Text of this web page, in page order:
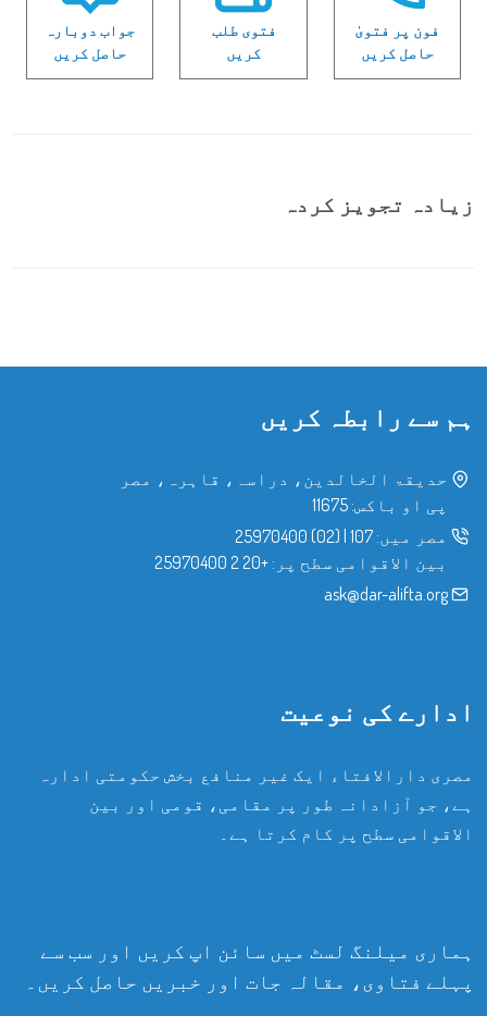
فون پر فتویٰ
حاصل کریں
فتوی طلب
کریں
جواب دوبارہ
حاصل کریں
زیادہ تجویز کردہ
ہم سے رابطہ کریں
حدیقۃ الخالدین، دراسہ، قاہرہ، مصر
پی او باکس: 11675
مصر میں: 107
|
(02) 25970400
بین الاقوامی سطح پر: +20 2 25970400
ask@dar-alifta.org
ادارے کی نوعیت
مصری دارالافتاء ایک غیر منافع بخش حکومتی ادارہ
ہے، جو آزادانہ طور پر مقامی، قومی اور بین
الاقوامی سطح پر کام کرتا ہے۔
ہماری میلنگ لسٹ میں سائن اپ کریں اور سب سے
پہلے فتاوی، مقالہ جات اور خبریں حاصل کریں۔